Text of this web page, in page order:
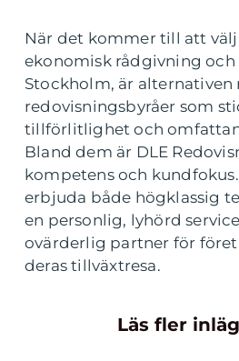
När det kommer till att
ekonomisk rådgivning och
Stockholm, är alternativen
redovisningsbyråer som
tillförlitlighet och
Bland dem är DLE
kompetens och
erbjuda både högklassig
en personlig, lyhörd
ovärderlig partner för
deras tillväxtresa.
Läs fler